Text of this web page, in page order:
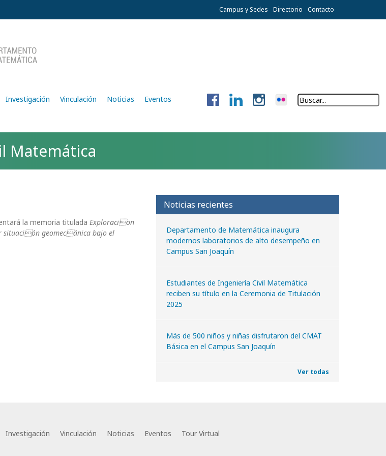
Campus y Sedes Directorio Contacto
Investigación Vinculación Noticias
Eventos
Matemática
la memoria titulada Exploracion
situación geomecánica bajo el
Noticias recientes
Departamento de Matemática inaugura
modernos laboratorios de alto desempeño en
Campus San Joaquín
Estudiantes de Ingeniería Civil Matemática
reciben su título en la Ceremonia de Titulación
2025
Más de 500 niños y niñas disfrutaron del CMAT
Básica en el Campus San Joaquín
Ver todas
Investigación Vinculación Noticias Eventos Tour Virtual